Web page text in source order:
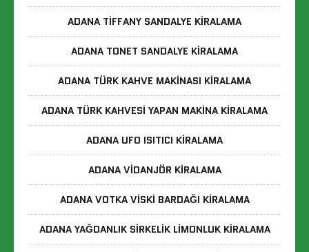
ADANA TIFFANY SANDALYE KIRALAMA
ADANA TONET SANDALYE KIRALAMA
ADANA TÜRK KAHVE MAKINASI KIRALAMA
ADANA TÜRK KAHVESI YAPAN MAKINA KIRALAMA
ADANA UFO ISITICI KIRALAMA
ADANA VIDANJÖR KIRALAMA
ADANA VOTKA VISKI BARDAĞI KIRALAMA
ADANA YAĞDANLIK SIRKELIK LIMONLUK KIRALAMA